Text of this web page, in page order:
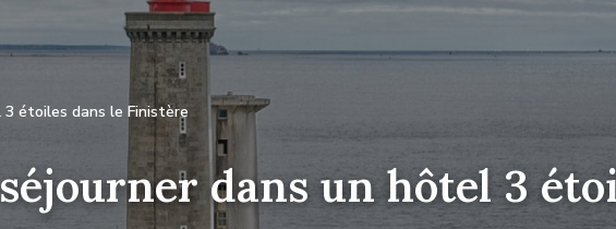
étoiles dans le Finistère
dans un hôtel 3